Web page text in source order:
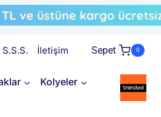
S.S.S. İletişim Sepet 0
Kolyeler